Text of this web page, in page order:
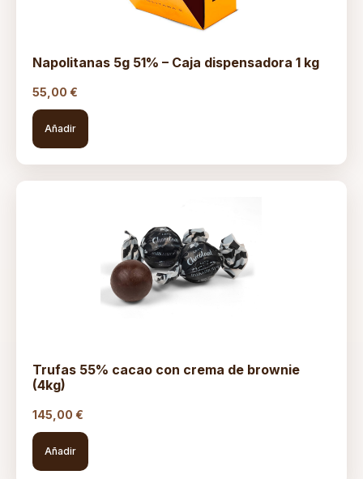
Napolitanas 5g 51% – Caja dispensadora 1 kg
55,00 €
Añadir
Trufas 55% cacao con crema de brownie
(4kg)
145,00 €
Añadir